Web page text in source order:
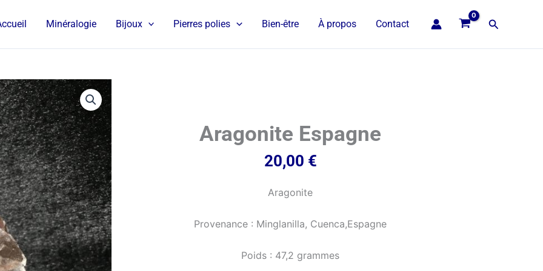
Minéralogie Bijoux Pierres polies Bien-être À propos Contact
Aragonite Espagne
20,00 €
Aragonite
Provenance : Minglanilla, Cuenca,Espagne
Poids : 47,2 grammes